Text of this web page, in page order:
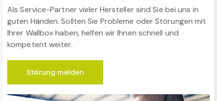
Als Service-Partner vieler Hersteller sind Sie bei uns in
guten Händen. Sollten Sie Probleme oder Störungen mit
Ihrer Wallbox haben, helfen wir Ihnen schnell und
kompetent weiter.
Störung melden